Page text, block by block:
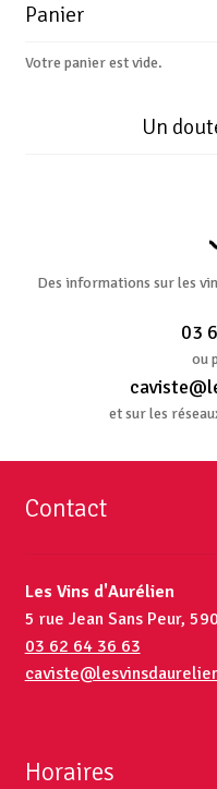
Panier
Votre panier est vide.
Un
Des informations sur les
03
ou
et sur les
Contact
Les Vins d'Aurélien
5 rue Jean Sans Peur,
03 62 64 36 63
Horaires